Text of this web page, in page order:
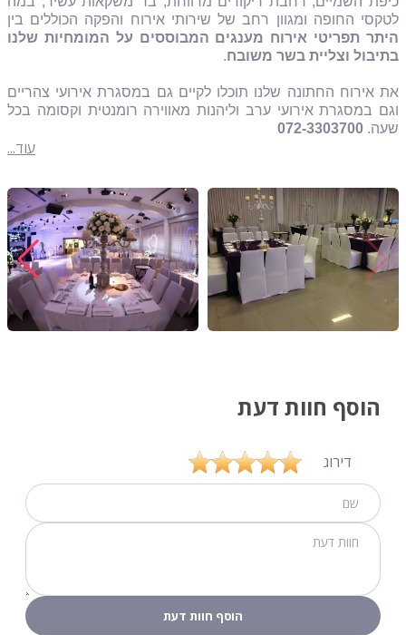
לטקסי החופה ומגוון רחב של שירותי אירוח והפקה הכוללים בין
היתר תפריטי אירוח מענגים המבוססים על המומחיות שלנו
בתיבול וצליית בשר משובח.
את אירוח החתונה שלנו תוכלו לקיים גם במסגרת אירועי צהריים
וגם במסגרת אירועי ערב וליהנות מאווירה רומנטית וקסומה בכל
שעה. 072-3303700
עוד...
הוסף חוות דעת
דירוג